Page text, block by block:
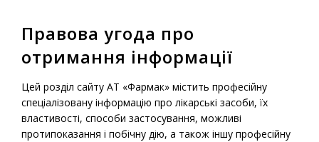
Бризотон
Правова угода про
отримання інформації
Цей розділ сайту АТ «Фармак» містить професійну
спеціалізовану інформацію про лікарські засоби, їх
властивості, способи застосування, можливі
протипоказання і побічну дію, а також іншу професійну